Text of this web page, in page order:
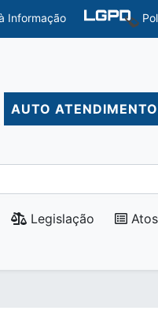
Informação
AUTO ATENDIMENTO
Legislação